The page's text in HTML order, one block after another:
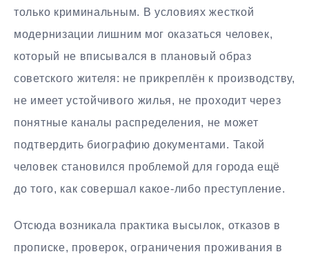
только криминальным. В условиях жесткой
модернизации лишним мог оказаться человек,
который не вписывался в плановый образ
советского жителя: не прикреплён к производству,
не имеет устойчивого жилья, не проходит через
понятные каналы распределения, не может
подтвердить биографию документами. Такой
человек становился проблемой для города ещё
до того, как совершал какое-либо преступление.
Отсюда возникала практика высылок, отказов в
прописке, проверок, ограничения проживания в